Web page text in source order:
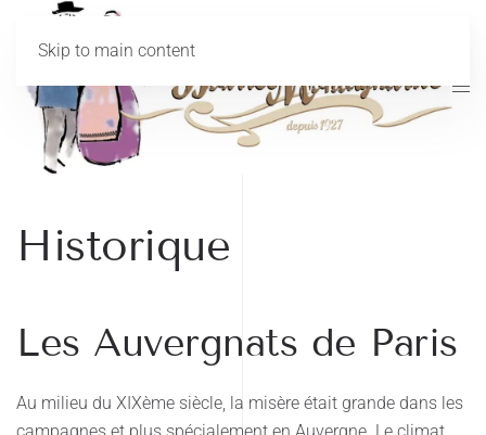
Skip to main content
Historique
Les Auvergnats de Paris
Au milieu du XIXème siècle, la misère était grande dans les